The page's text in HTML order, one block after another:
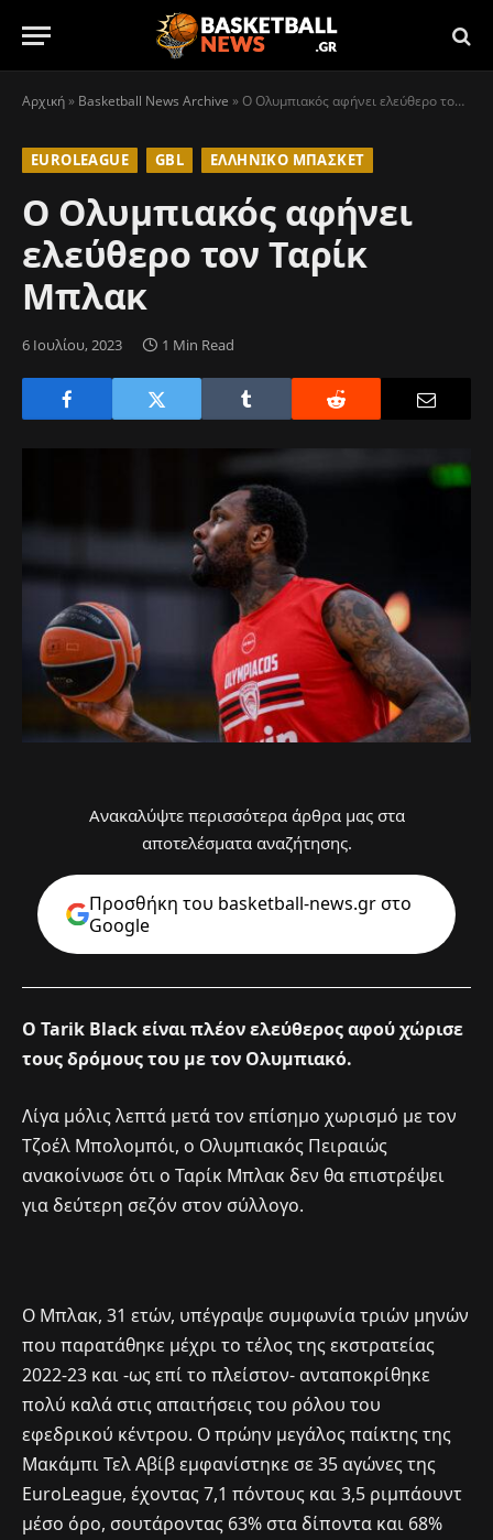
Αρχική» Basketball News Archive »Ο Ολυμπιακός αφήνει ελεύθερο τον Ταρίκ Μπλακ
EUROLEAGUE GBL ΕΛΛΗΝΙΚΌ ΜΠΆΣΚΕΤ
Ο Ολυμπιακός αφήνει
ελεύθερο τον Ταρίκ
Μπλακ
6 Ιουλίου, 2023 1 Min Read
Ανακαλύψτε περισσότερα άρθρα μας στα
αποτελέσματα αναζήτησης.
Προσθήκη του basketball-news.gr στo
Google
Ο Tarik Black είναι πλέον ελεύθερος αφού χώρισε
τους δρόμους του με τον Ολυμπιακό.
Λίγα μόλις λεπτά μετά τον επίσημο χωρισμό με τον
Τζοέλ Μπολομπόι, ο Ολυμπιακός Πειραιώς
ανακοίνωσε ότι ο Ταρίκ Μπλακ δεν θα επιστρέψει
για δεύτερη σεζόν στον σύλλογο.
Ο Μπλακ, 31 ετών, υπέγραψε συμφωνία τριών μηνών
που παρατάθηκε μέχρι το τέλος της εκστρατείας
2022-23 και -ως επί το πλείστον- ανταποκρίθηκε
πολύ καλά στις απαιτήσεις του ρόλου του
εφεδρικού κέντρου. Ο πρώην μεγάλος παίκτης της
Μακάμπι Τελ Αβίβ εμφανίστηκε σε 35 αγώνες της
EuroLeague, έχοντας 7,1 πόντους και 3,5 ριμπάουντ
μέσο όρο, σουτάροντας 63% στα δίποντα και 68%